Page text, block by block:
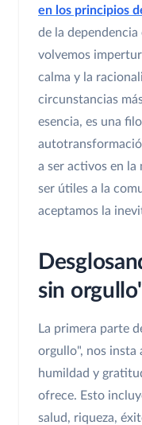
en los principios
de la
volvemos
calma y la
circunstancias
esencia, es una
a ser activos en la
ser útiles a la
aceptamos la
sin
La primera parte
orgullo", nos insta
humildad y
ofrece. Esto
salud, riqueza,